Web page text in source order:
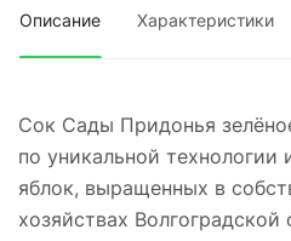
Описание Характеристики
Сок Сады Придонья
по уникальной технологии
яблок, выращенных в
хозяйствах